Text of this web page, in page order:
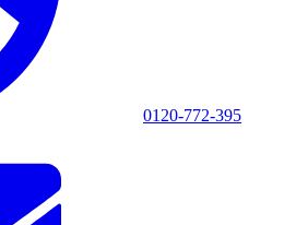
0120-772-395